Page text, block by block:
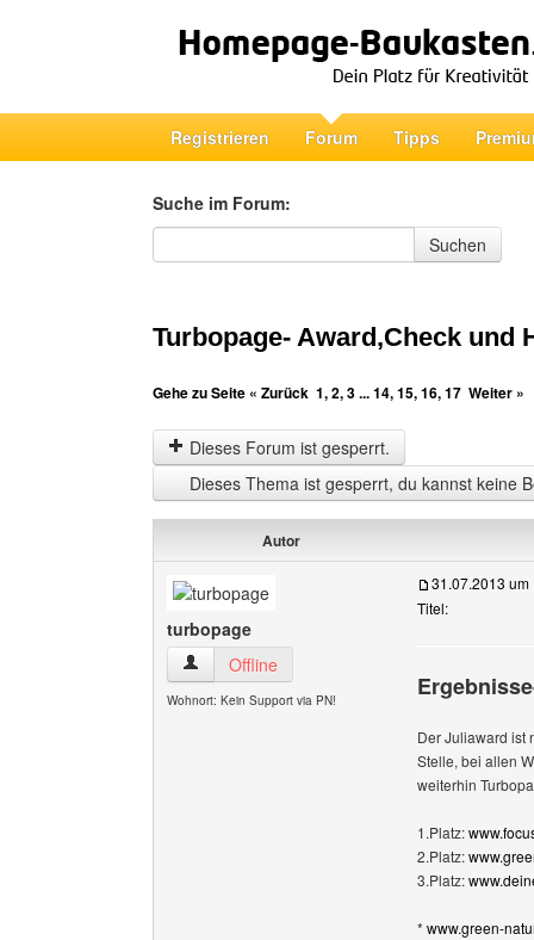
Registrieren Forum Tipps
Suche im Forum:
Suche im Forum
Suchen
Turbopage- Award,Check und
Gehe zu Seite « Zurück 1,2,3...14,15,16,17 Weiter »
Dieses Forum ist gesperrt.
Dieses Thema ist gesperrt, du kannst keine
Autor
turbopage
turbopage Benutzer-Profile anzeigen
Offline
Wohnort: Kein Support via PN!
31.07.2013 um
Titel:
Der Juliaward ist
Stelle, bei allen
weiterhin
1.Platz:
2.Platz:
3.Platz:
* www.green-